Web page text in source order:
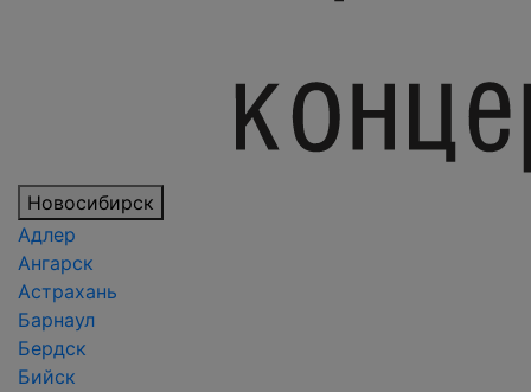
Новосибирск
Адлер
Ангарск
Астрахань
Барнаул
Бердск
Бийск